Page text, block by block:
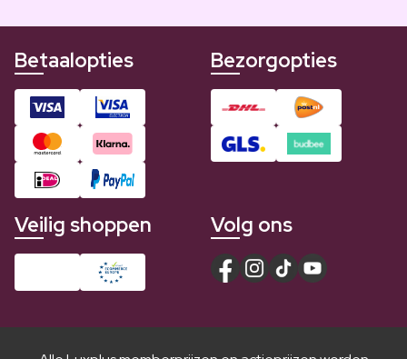
Betaalopties Bezorgopties
Veilig shoppen Volg ons